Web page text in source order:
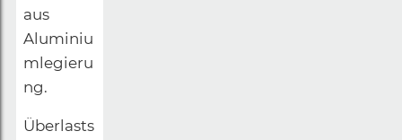
aus
Aluminiu
mlegieru
ng.
Überlasts